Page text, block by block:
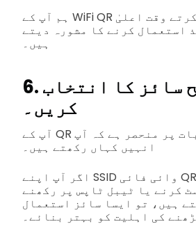
ہم آپ کے WiFi QR کوڈ کو پرنٹ کرتے وقت اعلیٰ
استعمال کرنے کا مشورہ دیتے
ہیں۔
6. صحیح سائز کا انتخاب
کریں۔
آپ کے QR کوڈ کا سائز اس بات پر منحصر ہے کہ آپ
انہیں کہاں رکھتے ہیں۔
اگر آپ اپنے SSID وائی فائی QR کوڈز کو
کرنے یا ٹیبل ٹاپس پر رکھنے
ہیں، تو ایسا سائز استعمال
کی اہلیت کو بہتر بنائے۔